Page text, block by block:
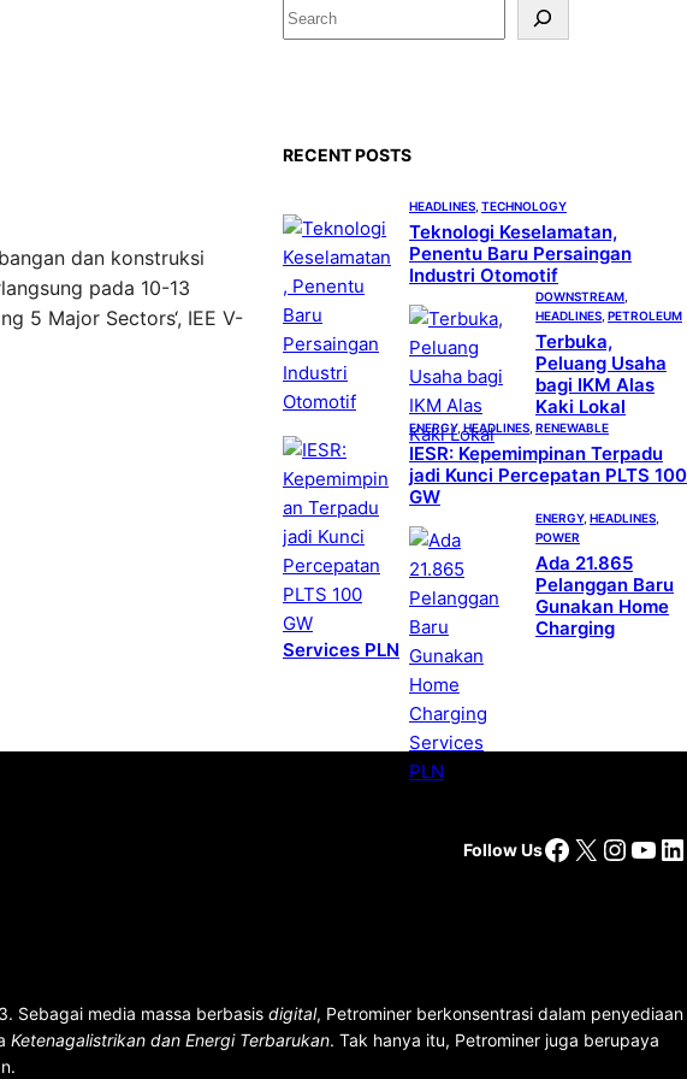
dan konstruksi
pada 10-13
5 Major Sectors‘, IEE V-
S
e
RECENT POSTS
HEADLINES TECHNOLOGY
Teknologi Keselamatan,
Penentu Baru Persaingan
Industri Otomotif
DOWNSTREAM
HEADLINES PETROLEUM
Terbuka,
Peluang Usaha
bagi IKM Alas
Kaki Lokal
ENERGY, HEADLINES RENEWABLE
IESR: Kepemimpinan Terpadu
jadi Kunci Percepatan PLTS 100
GW
ENERGY, HEADLINES
POWER
Ada 21.865
Pelanggan Baru
Gunakan Home
Charging
Services PLN
Follow UsFacebook
X
Sebagai media massa berbasis digital, Petrominer berkonsentrasi dalam penyediaan
Ketenagalistrikan dan Energi Terbarukan. Tak hanya itu, Petrominer juga berupaya